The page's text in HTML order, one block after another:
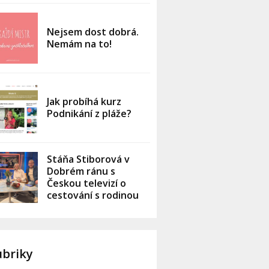
Nejsem dost dobrá.
Nemám na to!
Jak probíhá kurz
Podnikání z pláže?
Stáňa Stiborová v
Dobrém ránu s
Českou televizí o
cestování s rodinou